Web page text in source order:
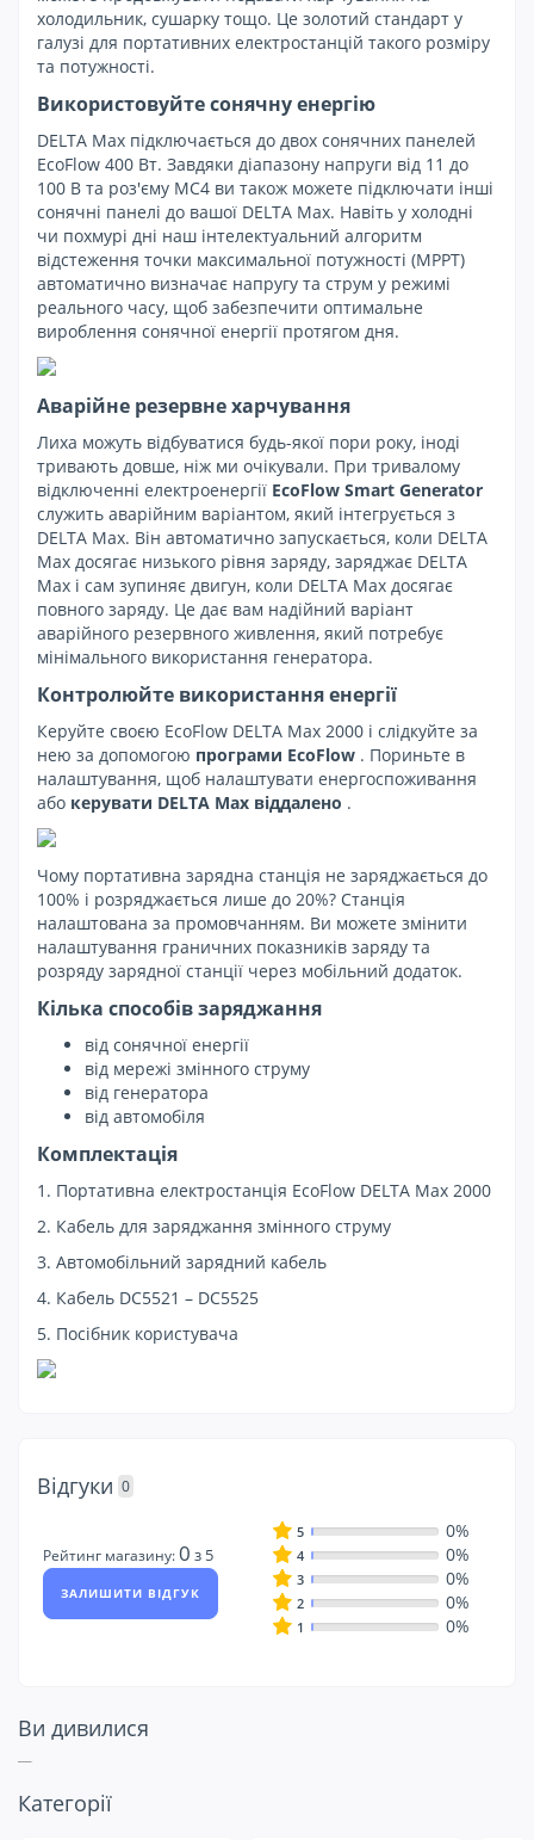
холодильник, сушарку тощо. Це золотий стандарт у
галузі для портативних електростанцій такого розміру
та потужності.
Використовуйте сонячну енергію
DELTA Max підключається до двох сонячних панелей
EcoFlow 400 Вт. Завдяки діапазону напруги від 11 до
100 В та роз'єму MC4 ви також можете підключати інші
сонячні панелі до вашої DELTA Max. Навіть у холодні
чи похмурі дні наш інтелектуальний алгоритм
відстеження точки максимальної потужності (MPPT)
автоматично визначає напругу та струм у режимі
реального часу, щоб забезпечити оптимальне
вироблення сонячної енергії протягом дня.
Аварійне резервне харчування
Лиха можуть відбуватися будь-якої пори року, іноді
тривають довше, ніж ми очікували. При тривалому
відключенні електроенергії EcoFlow Smart Generator
служить аварійним варіантом, який інтегрується з
DELTA Max. Він автоматично запускається, коли DELTA
Max досягає низького рівня заряду, заряджає DELTA
Max і сам зупиняє двигун, коли DELTA Max досягає
повного заряду. Це дає вам надійний варіант
аварійного резервного живлення, який потребує
мінімального використання генератора.
Контролюйте використання енергії
Керуйте своєю EcoFlow DELTA Max 2000 і слідкуйте за
нею за допомогою програми EcoFlow . Пориньте в
налаштування, щоб налаштувати енергоспоживання
або керувати DELTA Max віддалено .
Чому портативна зарядна станція не заряджається до
100% і розряджається лише до 20%? Станція
налаштована за промовчанням. Ви можете змінити
налаштування граничних показників заряду та
розряду зарядної станції через мобільний додаток.
Кілька способів заряджання
від сонячної енергії
від мережі змінного струму
від генератора
від автомобіля
Комплектація
1. Портативна електростанція EcoFlow DELTA Max 2000
2. Кабель для заряджання змінного струму
3. Автомобільний зарядний кабель
4. Кабель DC5521 – DC5525
5. Посібник користувача
Відгуки 0
Рейтинг магазину:0 з 5
ЗАЛИШИТИ ВІДГУК
5 0%
4 0%
3 0%
2 0%
1 0%
Ви дивилися
Подивіться ще
на це
Категорії